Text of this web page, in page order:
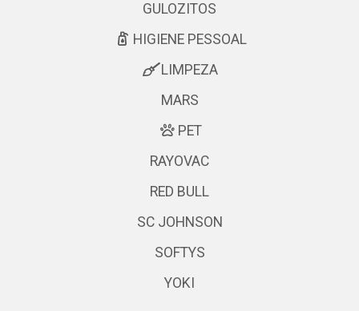
GULOZITOS
HIGIENE PESSOAL
LIMPEZA
MARS
PET
RAYOVAC
RED BULL
SC JOHNSON
SOFTYS
YOKI